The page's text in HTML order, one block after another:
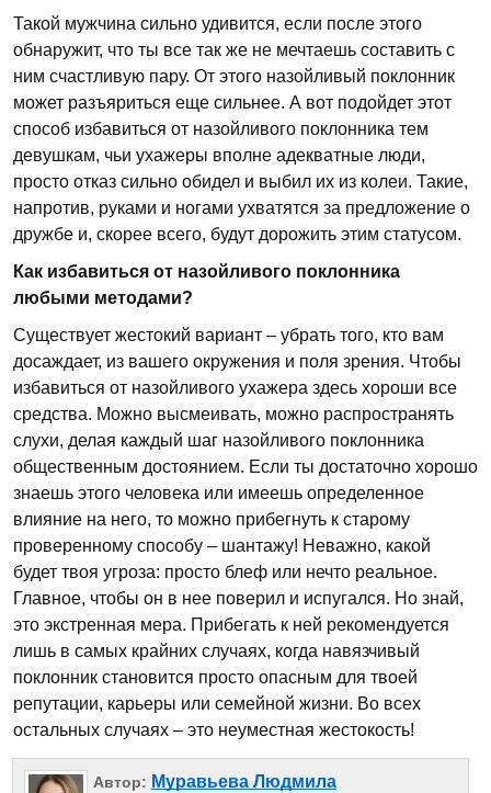
Такой мужчина сильно удивится, если после этого
обнаружит, что ты все так же не мечтаешь составить с
ним счастливую пару. От этого назойливый поклонник
может разъяриться еще сильнее. А вот подойдет этот
способ избавиться от назойливого поклонника тем
девушкам, чьи ухажеры вполне адекватные люди,
просто отказ сильно обидел и выбил их из колеи. Такие,
напротив, руками и ногами ухватятся за предложение о
дружбе и, скорее всего, будут дорожить этим статусом.
Как избавиться от назойливого поклонника
любыми методами?
Существует жестокий вариант – убрать того, кто вам
досаждает, из вашего окружения и поля зрения. Чтобы
избавиться от назойливого ухажера здесь хороши все
средства. Можно высмеивать, можно распространять
слухи, делая каждый шаг назойливого поклонника
общественным достоянием. Если ты достаточно хорошо
знаешь этого человека или имеешь определенное
влияние на него, то можно прибегнуть к старому
проверенному способу – шантажу! Неважно, какой
будет твоя угроза: просто блеф или нечто реальное.
Главное, чтобы он в нее поверил и испугался. Но знай,
это экстренная мера. Прибегать к ней рекомендуется
лишь в самых крайних случаях, когда навязчивый
поклонник становится просто опасным для твоей
репутации, карьеры или семейной жизни. Во всех
остальных случаях – это неуместная жестокость!
Автор: Муравьева Людмила